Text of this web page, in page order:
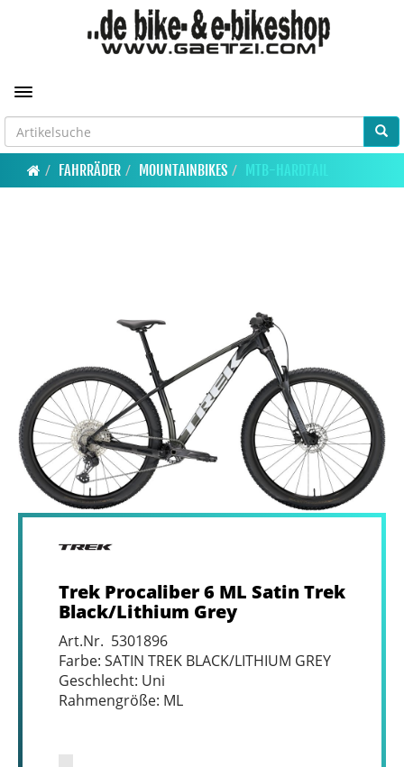
Toggle navigation
FAHRRÄDER MOUNTAINBIKES MTB-HARDTAIL
Trek Procaliber 6 ML Satin Trek
Black/Lithium Grey
Art.Nr. 5301896
Farbe: SATIN TREK BLACK/LITHIUM GREY
Geschlecht: Uni
Rahmengröße: ML